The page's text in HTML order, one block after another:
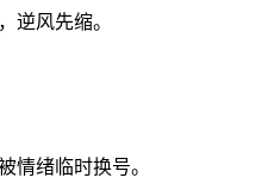
逆风先缩。
情绪临时换号。